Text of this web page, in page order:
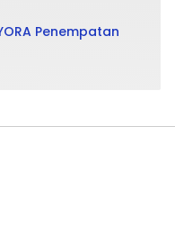
Penempatan